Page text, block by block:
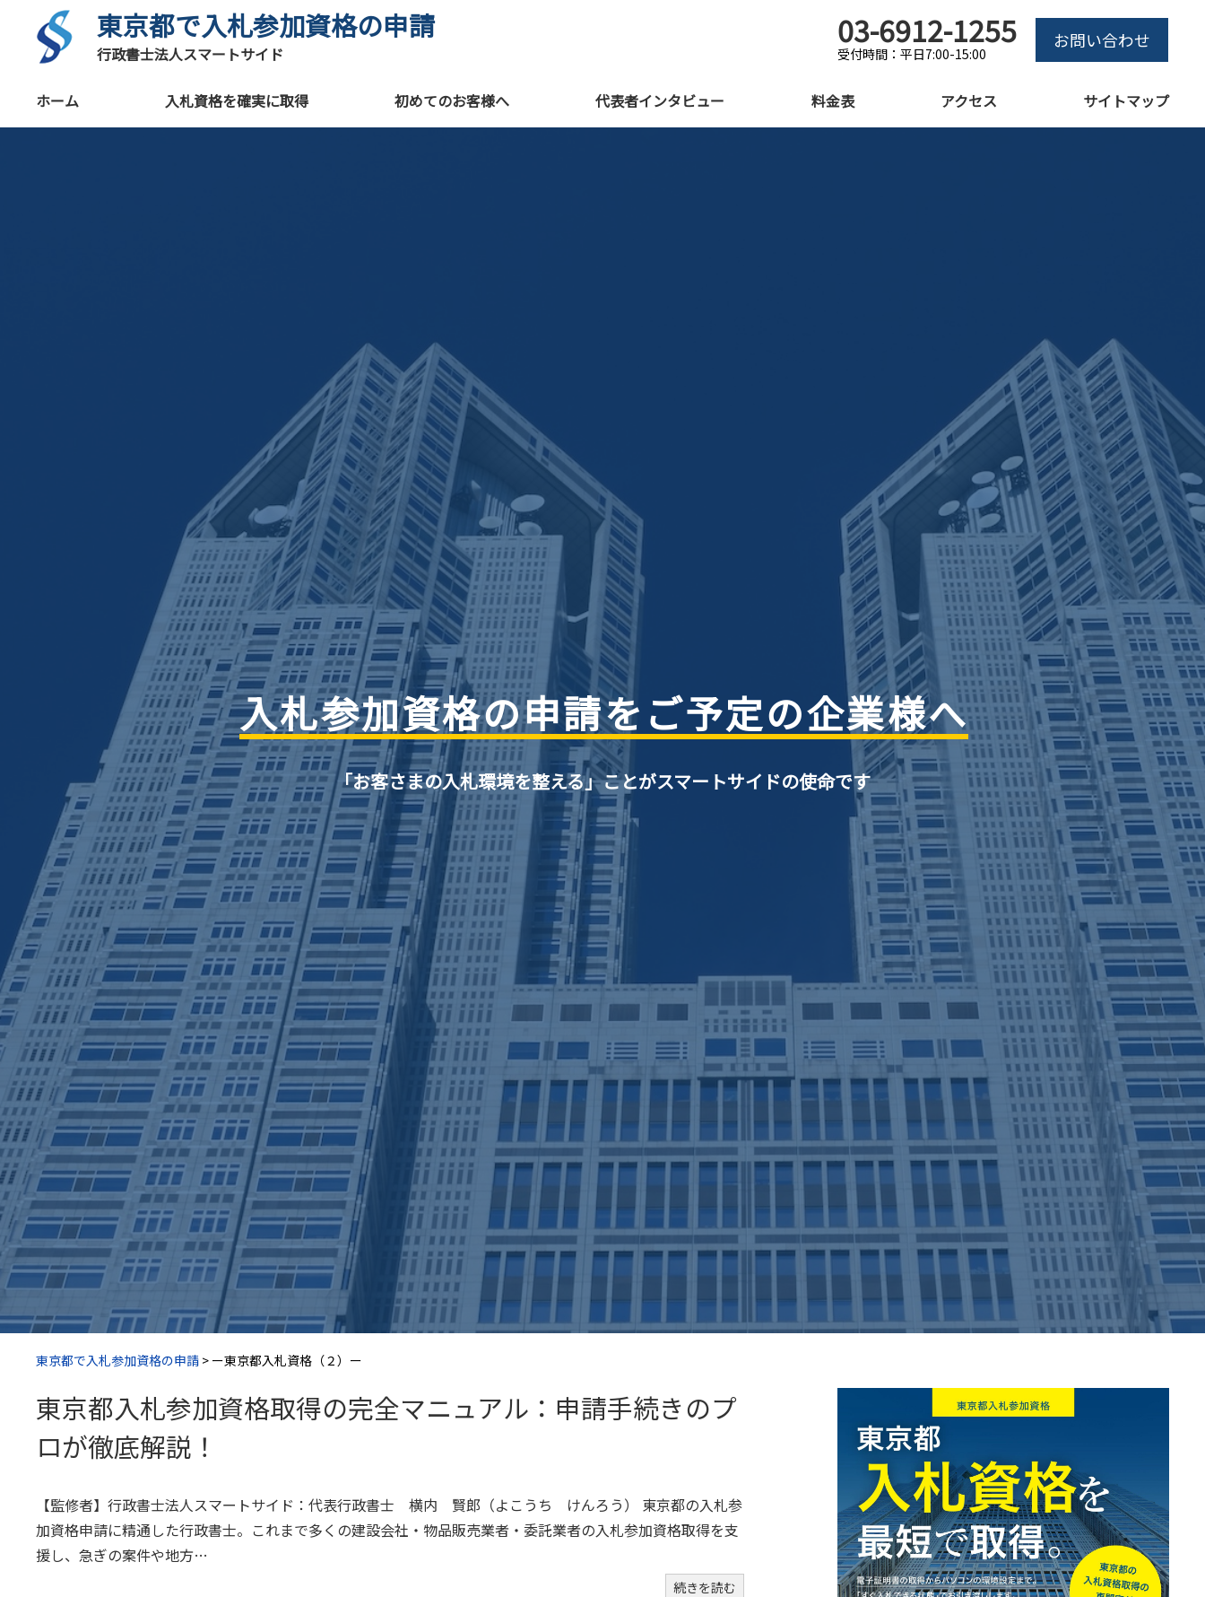
東京都で入札参加資格の申請
行政書士法人スマートサイド
03-6912-1255
受付時間：平日7:00-15:00
お問い合わせ
ホーム 入札資格を確実に取得 初めてのお客様へ 代表者インタビュー 料金表 アクセス サイトマップ
入札参加資格の申請をご予定の企業様へ
「お客さまの入札環境を整える」ことがスマートサイドの使命です
東京都で入札参加資格の申請 > ー東京都入札資格（２）ー
東京都入札参加資格取得の完全マニュアル：申請手続きのプ
ロが徹底解説！
【監修者】行政書士法人スマートサイド：代表行政書士 横内 賢郎（よこうち けんろう） 東京都の入札参
加資格申請に精通した行政書士。これまで多くの建設会社・物品販売業者・委託業者の入札参加資格取得を支
援し、急ぎの案件や地方…
続きを読む